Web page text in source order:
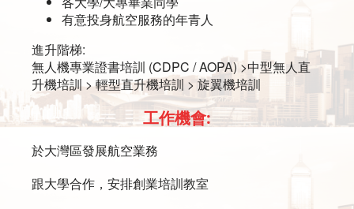
有意投身航空服務的年青人
進升階梯:
無人機專業證書培訓 (CDPC / AOPA) >中型無人直
升機培訓 > 輕型直升機培訓 > 旋翼機培訓
工作機會:
於大灣區發展航空業務
跟大學合作，安排創業培訓教室